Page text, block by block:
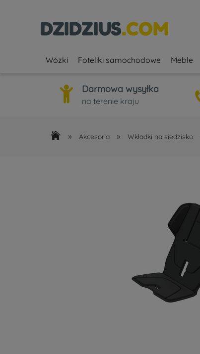
Wózki Foteliki samochodowe Meble
Darmowa wysyłka
na terenie kraju
» Akcesoria » Wkładki na siedzisko